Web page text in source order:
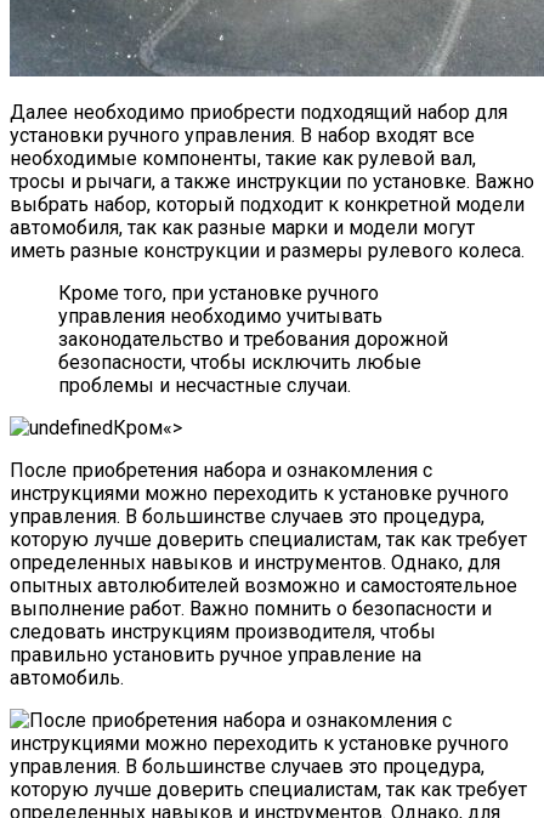
Далее необходимо приобрести подходящий набор для
установки ручного управления. В набор входят все
необходимые компоненты, такие как рулевой вал,
тросы и рычаги, а также инструкции по установке. Важно
выбрать набор, который подходит к конкретной модели
автомобиля, так как разные марки и модели могут
иметь разные конструкции и размеры рулевого колеса.
Кроме того, при установке ручного
управления необходимо учитывать
законодательство и требования дорожной
безопасности, чтобы исключить любые
проблемы и несчастные случаи.
«>
После приобретения набора и ознакомления с
инструкциями можно переходить к установке ручного
управления. В большинстве случаев это процедура,
которую лучше доверить специалистам, так как требует
определенных навыков и инструментов. Однако, для
опытных автолюбителей возможно и самостоятельное
выполнение работ. Важно помнить о безопасности и
следовать инструкциям производителя, чтобы
правильно установить ручное управление на
автомобиль.